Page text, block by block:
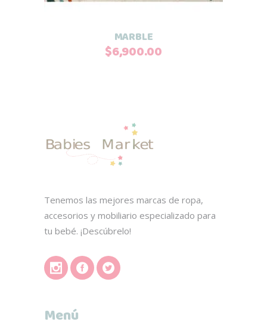
MARBLE
$6,900.00
Tenemos las mejores marcas de ropa,
accesorios y mobiliario especializado para
tu bebé. ¡Descúbrelo!
Menú